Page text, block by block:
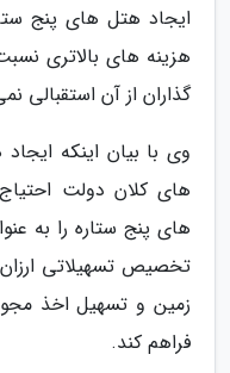
ایجاد هتل های پنج
هزینه های بالاتری
گذاران از آن استقبالی
وی با بیان اینکه
های کلان دولت
های پنج ستاره را به
تخصیص تسهیلاتی
زمین و تسهیل اخذ
فراهم کند.